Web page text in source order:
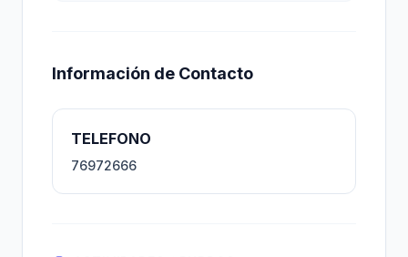
Información de Contacto
TELEFONO
76972666